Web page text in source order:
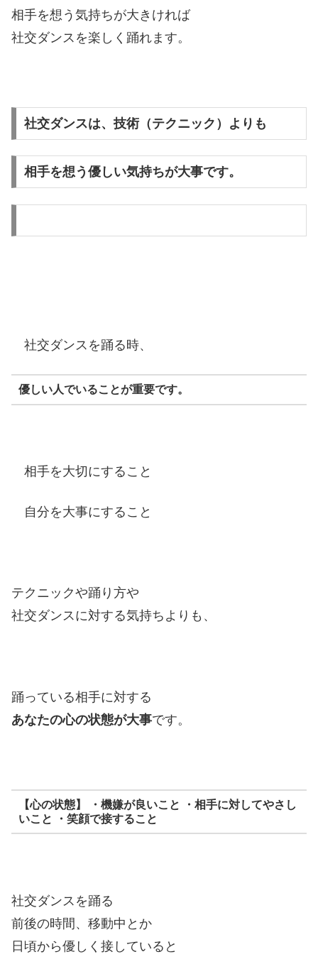
相手を想う気持ちが大きければ
社交ダンスを楽しく踊れます。
社交ダンスは、技術（テクニック）よりも
相手を想う優しい気持ちが大事です。
社交ダンスを踊る時、
優しい人でいることが重要です。
相手を大切にすること
自分を大事にすること
テクニックや踊り方や
社交ダンスに対する気持ちよりも、
踊っている相手に対する
あなたの心の状態が大事です。
【心の状態】 ・機嫌が良いこと ・相手に対してやさし
いこと ・笑顔で接すること
社交ダンスを踊る
前後の時間、移動中とか
日頃から優しく接していると